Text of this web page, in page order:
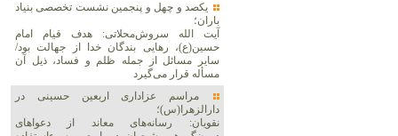
یکصد و چهل و پنجمین نشست تخصصی بنیاد
باران؛
آیت الله سروش‌محلاتی: هدف قیام امام
حسین(ع)، رهایی بندگان خدا از جهالت بود/
سایر مسائل از جمله ظلم و فساد، ذیل آن
مسأله قرار می‌گیرد
مراسم عزاداری اربعین حسینی در
دارالزهرا(س)؛
نقویان: رسانه‌های معاند از دعواهای